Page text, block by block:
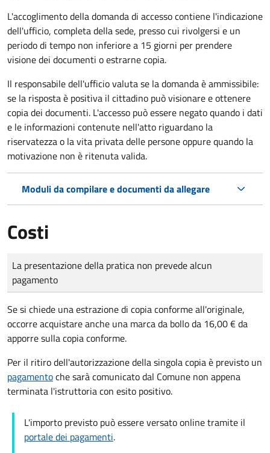
L'accoglimento della domanda di accesso contiene l'indicazione
dell'ufficio, completa della sede, presso cui rivolgersi e un
periodo di tempo non inferiore a 15 giorni per prendere
visione dei documenti o estrarne copia.
Il responsabile dell'ufficio valuta se la domanda è ammissibile:
se la risposta è positiva il cittadino può visionare e ottenere
copia dei documenti. L'accesso può essere negato quando i dati
e le informazioni contenute nell'atto riguardano la
riservatezza o la vita privata delle persone oppure quando la
motivazione non è ritenuta valida.
Moduli da compilare e documenti da allegare
Costi
Tipo di pagamento
Importo
La presentazione della pratica non prevede alcun
pagamento
Se si chiede una estrazione di copia conforme all'originale,
occorre acquistare anche una marca da bollo da 16,00 € da
apporre sulla copia conforme.
Per il ritiro dell'autorizzazione della singola copia è previsto un
pagamentoche sarà comunicato dal Comune non appena
terminata l'istruttoria con esito positivo.
L'importo previsto può essere versato online tramite il
portale dei pagamenti.